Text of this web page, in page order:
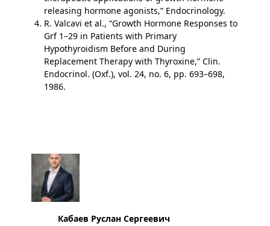
releasing hormone agonists,” Endocrinology.
R. Valcavi et al., “Growth Hormone Responses to
Grf 1–29 in Patients with Primary
Hypothyroidism Before and During
Replacement Therapy with Thyroxine,” Clin.
Endocrinol. (Oxf.), vol. 24, no. 6, pp. 693–698,
1986.
Кабаев Руслан Сергеевич